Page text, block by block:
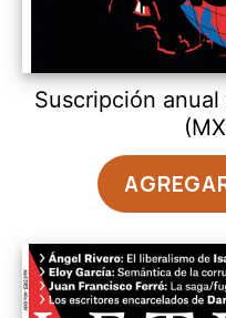
Suscripción